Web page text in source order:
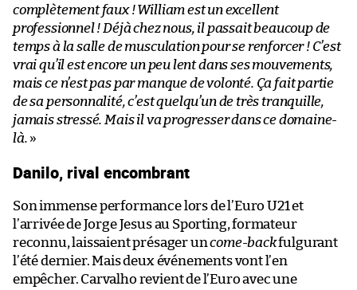
complètement faux ! William est un excellent
professionnel ! Déjà chez nous, il passait beaucoup de
temps à la salle de musculation pour se renforcer ! C’est
vrai qu’il est encore un peu lent dans ses mouvements,
mais ce n’est pas par manque de volonté. Ça fait partie
de sa personnalité, c’est quelqu’un de très tranquille,
jamais stressé. Mais il va progresser dans ce domaine-
là. »
Danilo, rival encombrant
Son immense performance lors de l’Euro U21 et
l’arrivée de Jorge Jesus au Sporting, formateur
reconnu, laissaient présager uncome-backfulgurant
l’été dernier. Mais deux événements vont l’en
empêcher. Carvalho revient de l’Euro avec une